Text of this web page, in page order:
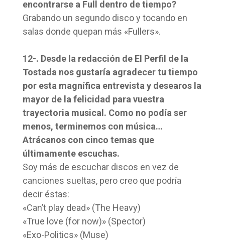
encontrarse a Full dentro de tiempo?
Grabando un segundo disco y tocando en
salas donde quepan más «Fullers».
12-. Desde la redacción de El Perfil de la
Tostada nos gustaría agradecer tu tiempo
por esta magnífica entrevista y desearos la
mayor de la felicidad para vuestra
trayectoria musical. Como no podía ser
menos, terminemos con música…
Atrácanos con cinco temas que
últimamente escuchas.
Soy más de escuchar discos en vez de
canciones sueltas, pero creo que podría
decir éstas:
«Can’t play dead» (The Heavy)
«True love (for now)» (Spector)
«Exo-Politics» (Muse)